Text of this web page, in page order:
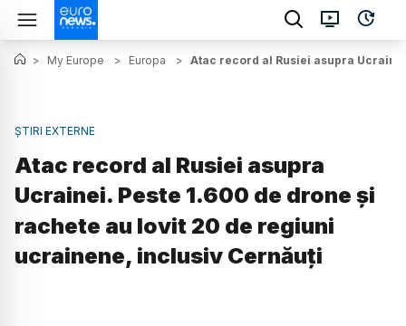
> My Europe > Europa > Atac record al Rusiei asupra
ȘTIRI EXTERNE
Atac record al Rusiei asupra
Ucrainei. Peste 1.600 de drone și
rachete au lovit 20 de regiuni
ucrainene, inclusiv Cernăuți